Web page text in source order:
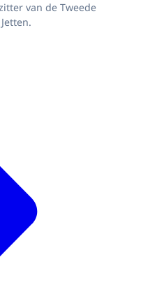
van de Tweede